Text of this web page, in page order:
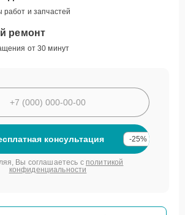
работ и запчастей
ремонт
от 30 минут
консультация -25%
Вы соглашаетесь с политикой
конфиденциальности